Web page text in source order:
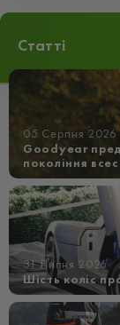
Статті
05 Серпня 2026
Goodyear
покоління
31 Липня 2026
Шість коліс